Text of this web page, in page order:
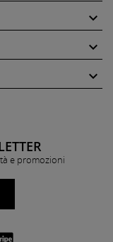



e promozioni